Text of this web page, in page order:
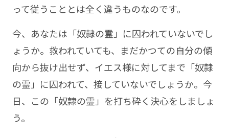
って従うこととは全く違うものなのです。
今、あなたは「奴隷の霊」に囚われていないでし
ょうか。救われていても、まだかつての自分の傾
向から抜け出せず、イエス様に対してまで「奴隷
の霊」に囚われて、接していないでしょうか。今
日、この「奴隷の霊」を打ち砕く決心をしましょ
う。